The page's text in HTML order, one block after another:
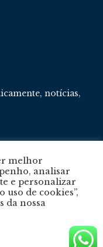
notícias,
Desenvolvido com
melhor
analisar
e personalizar
uso de cookies”,
da nossa